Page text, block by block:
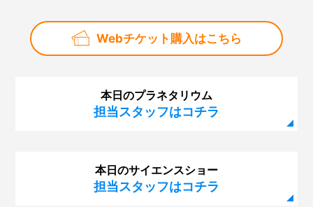
Webチケット購入はこちら
本日のプラネタリウム
担当スタッフはコチラ
本日のサイエンスショー
担当スタッフはコチラ